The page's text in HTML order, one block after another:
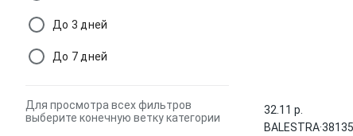
До 3 дней
До 7 дней
Для просмотра всех фильтров
выберите конечную ветку категории
32.11 p.
BALESTRA·